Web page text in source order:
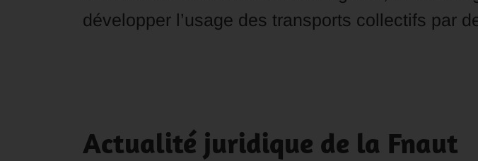
développer l’usage des transports collectifs par
Actualité juridique de la Fnaut